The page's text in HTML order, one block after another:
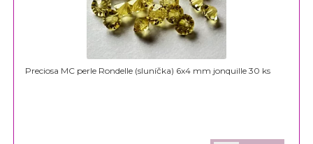
Preciosa MC perle Rondelle (sluníčka) 6x4 mm jonquille 30 ks